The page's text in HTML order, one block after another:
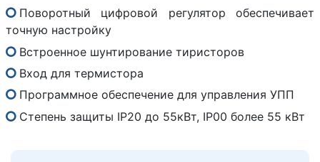
Поворотный цифровой регулятор обеспечивает
точную настройку
Встроенное шунтирование тиристоров
Вход для термистора
Программное обеспечение для управления УПП
Степень защиты IP20 до 55кВт, IP00 более 55 кВт